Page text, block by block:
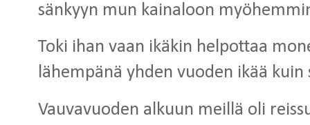
sänkyyn mun kainaloon
Toki ihan vaan ikäkin helpottaa
lähempänä yhden vuoden ikää
Vauvavuoden alkuun meillä oli